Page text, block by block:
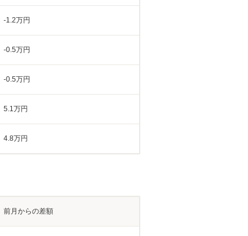
-1.2万円
-0.5万円
-0.5万円
5.1万円
4.8万円
前月からの差額